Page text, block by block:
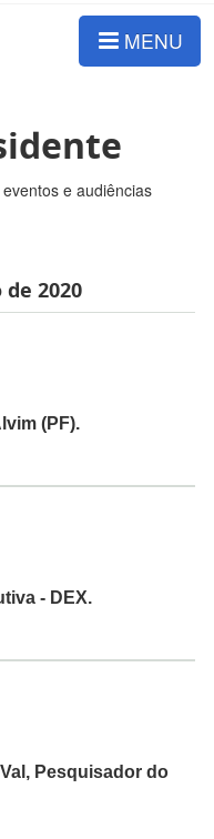
MENU
e audiências
2020
(PF).
- DEX.
Pesquisador do